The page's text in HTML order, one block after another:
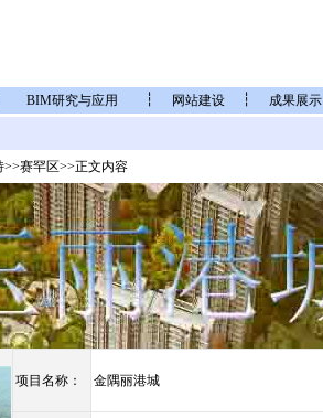
BIM研究与应用 ┆ 网站建设 ┆ 成果展示
>>赛罕区>>正文内容
项目名称： 金隅丽港城